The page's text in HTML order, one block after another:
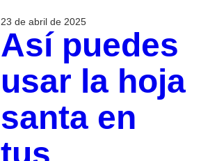
23 de abril de 2025
Así puedes
usar la hoja
santa en